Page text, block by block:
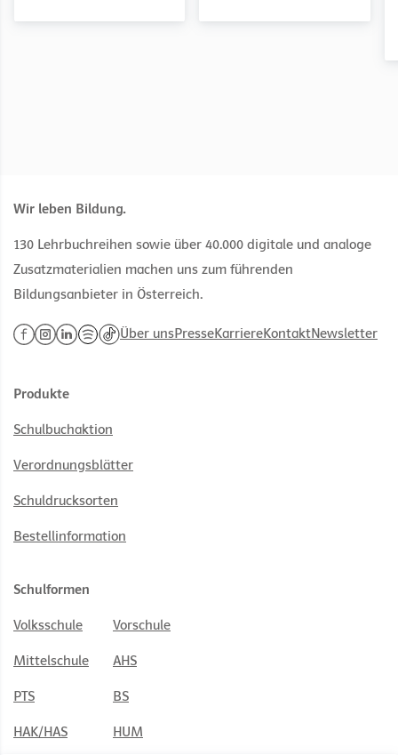
Wir leben Bildung.
130 Lehrbuchreihen sowie über 40.000 digitale und analoge
Zusatzmaterialien machen uns zum führenden
Bildungsanbieter in Österreich.
Über unsPresseKarriereKontaktNewsletter
Produkte
Schulbuchaktion
Verordnungsblätter
Schuldrucksorten
Bestellinformation
Schulformen
Volksschule Vorschule
Mittelschule AHS
PTS BS
HAK/HAS HUM